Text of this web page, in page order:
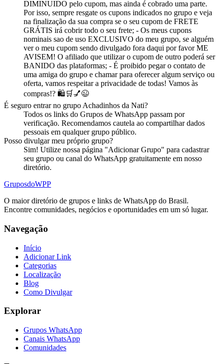
DIMINUIDO pelo cupom, mas ainda é cobrado uma parte.
Por isso, sempre resgate os cupons indicados no grupo e veja
na finalização da sua compra se o seu cupom de FRETE
GRÁTIS irá cobrir todo o seu frete; - Os meus cupons
nominais sao de uso EXCLUSIVO do meu grupo, se alguém
ver o meu cupom sendo divulgado fora daqui por favor ME
AVISEM! O afiliado que utilizar o cupom de outro poderá ser
BANIDO das plataformas; - É proibido pegar o contato de
uma amiga do grupo e chamar para oferecer algum serviço ou
oferta, vamos respeitar a privacidade de todas! Vamos às
compras!? 🛍️🛒💅😉
É seguro entrar no grupo Achadinhos da Nati?
Todos os links do Grupos de WhatsApp passam por
verificação. Recomendamos cautela ao compartilhar dados
pessoais em qualquer grupo público.
Posso divulgar meu próprio grupo?
Sim! Utilize nossa página "Adicionar Grupo" para cadastrar
seu grupo ou canal do WhatsApp gratuitamente em nosso
diretório.
GruposdoWPP
O maior diretório de grupos e links de WhatsApp do Brasil.
Encontre comunidades, negócios e oportunidades em um só lugar.
Navegação
Início
Adicionar Link
Categorias
Localização
Blog
Como Divulgar
Explorar
Grupos WhatsApp
Canais WhatsApp
Comunidades